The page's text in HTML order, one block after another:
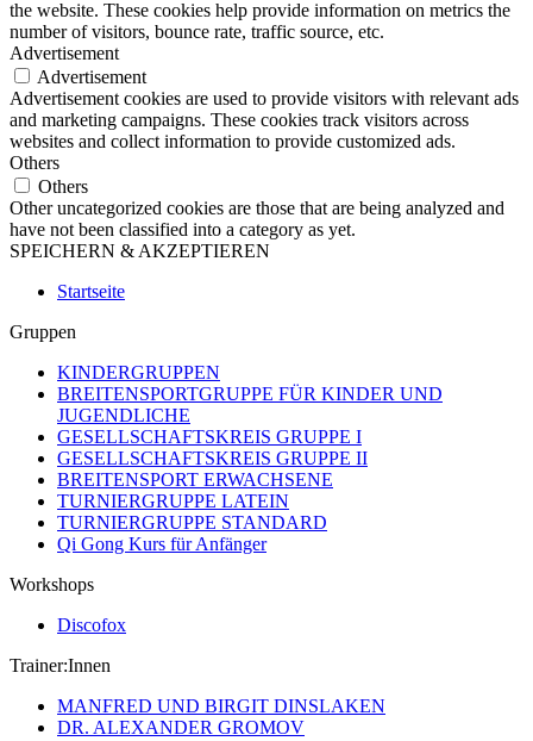
the website. These cookies help provide information on metrics the
number of visitors, bounce rate, traffic source, etc.
Advertisement
Advertisement
Advertisement cookies are used to provide visitors with relevant ads
and marketing campaigns. These cookies track visitors across
websites and collect information to provide customized ads.
Others
Others
Other uncategorized cookies are those that are being analyzed and
have not been classified into a category as yet.
SPEICHERN & AKZEPTIEREN
Startseite
Gruppen
KINDERGRUPPEN
BREITENSPORTGRUPPE FÜR KINDER UND
JUGENDLICHE
GESELLSCHAFTSKREIS GRUPPE I
GESELLSCHAFTSKREIS GRUPPE II
BREITENSPORT ERWACHSENE
TURNIERGRUPPE LATEIN
TURNIERGRUPPE STANDARD
Qi Gong Kurs für Anfänger
Workshops
Discofox
Trainer:Innen
MANFRED UND BIRGIT DINSLAKEN
DR. ALEXANDER GROMOV